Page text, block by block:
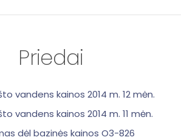
Priedai
vandens kainos 2014 m. 12 mėn.
vandens kainos 2014 m. 11 mėn.
dėl bazinės kainos O3-826